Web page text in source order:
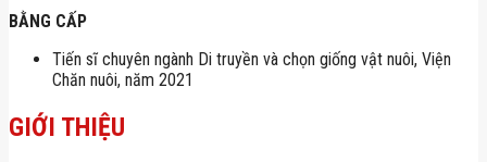
BẰNG CẤP
Tiến sĩ chuyên ngành Di truyền và chọn giống vật nuôi, Viện
Chăn nuôi, năm 2021
GIỚI THIỆU